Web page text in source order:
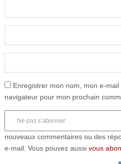
Enregistrer mon nom, mon e-
navigateur pour mon prochain
nouveaux commentaires ou des
e-mail. Vous pouvez aussi vous